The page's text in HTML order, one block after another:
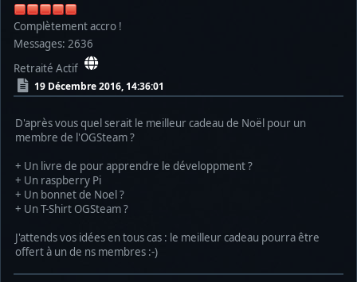
Complètement accro !
Messages: 2636
Retraité Actif
19 Décembre 2016, 14:36:01
D'après vous quel serait le meilleur cadeau de Noël pour un
membre de l'OGSteam ?
+ Un livre de pour apprendre le développment ?
+ Un raspberry Pi
+ Un bonnet de Noel ?
+ Un T-Shirt OGSteam ?
J'attends vos idées en tous cas : le meilleur cadeau pourra être
offert à un de ns membres :-)